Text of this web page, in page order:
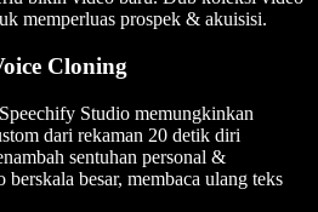
memperluas prospek & akuisisi.
Cloning
Studio memungkinkan
dari rekaman 20 detik diri
sentuhan personal &
besar, membaca ulang teks